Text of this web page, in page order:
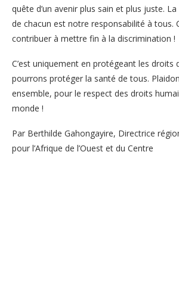
quête d’un avenir plus sain et plus juste.
de chacun est notre responsabilité à tous.
contribuer à mettre fin à la discrimination !
C’est uniquement en protégeant les droits
pourrons protéger la santé de tous.
ensemble, pour le respect des droits
monde !
Par Berthilde Gahongayire, Directrice
pour l’Afrique de l’Ouest et du Centre